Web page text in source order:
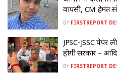
वापसी, CM हेमंत
BY FIRSTREPORT
JPSC-JSSC
होगी सरकार –
BY FIRSTREPORT